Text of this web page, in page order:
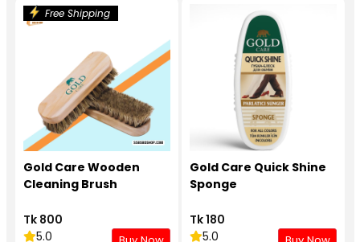
Free Shipping
Gold Care Wooden
Cleaning Brush
Tk 800
5.0
Gold Care Quick Shine
Sponge
Tk 180
5.0